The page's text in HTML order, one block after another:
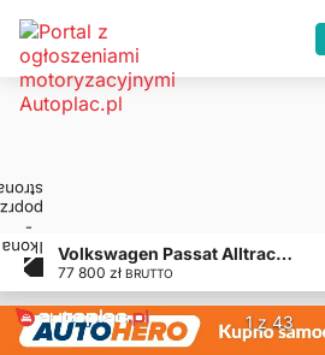
Volkswagen Passat Alltrack 2.0 lift 4x4 DSG Matrix LED virtual cocpit panorama klima auto kamera park
77 800 zł BRUTTO
1 z 43